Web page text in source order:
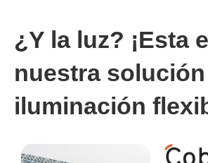
¿Y la luz? ¡Esta
nuestra
iluminación